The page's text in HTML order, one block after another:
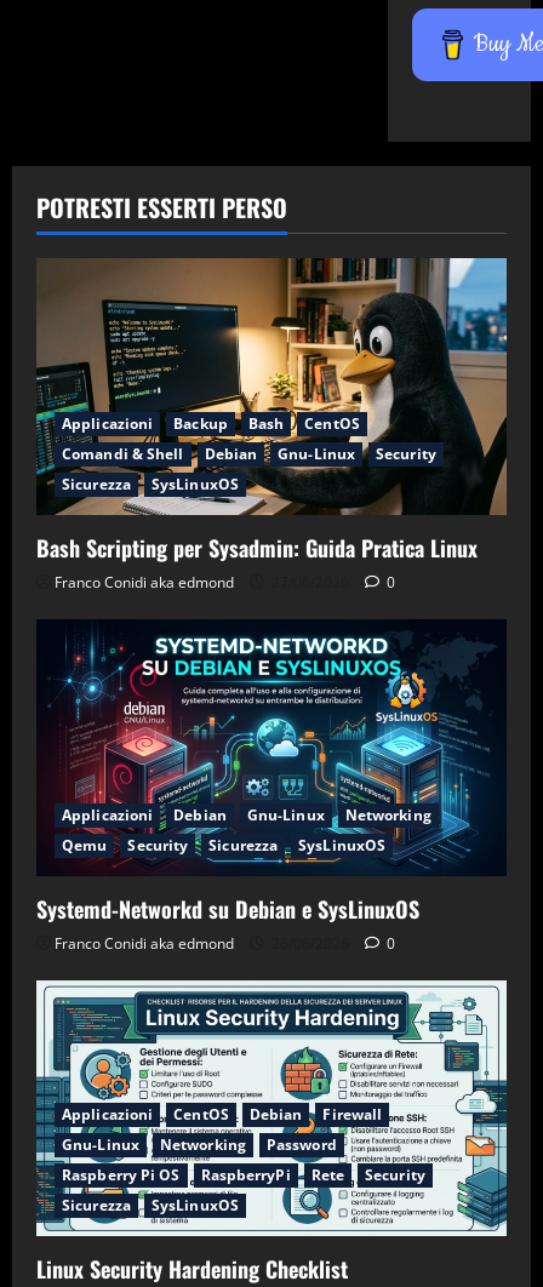
Buy
POTRESTI ESSERTI PERSO
Applicazioni Backup Bash
CentOS
Comandi & Shell
Debian Gnu-Linux
Security
Sicurezza
SysLinuxOS
Bash Scripting per Sysadmin: Guida Pratica Linux
Franco Conidi aka edmond 0
Applicazioni Debian Gnu-Linux
Networking
Qemu
Security Sicurezza SysLinuxOS
Systemd-Networkd su Debian e SysLinuxOS
Franco Conidi aka edmond 0
Applicazioni CentOS Debian
Firewall
Gnu-Linux
Networking
Password
Raspberry Pi OS
RaspberryPi Rete
Security
Sicurezza
SysLinuxOS
Linux Security Hardening Checklist